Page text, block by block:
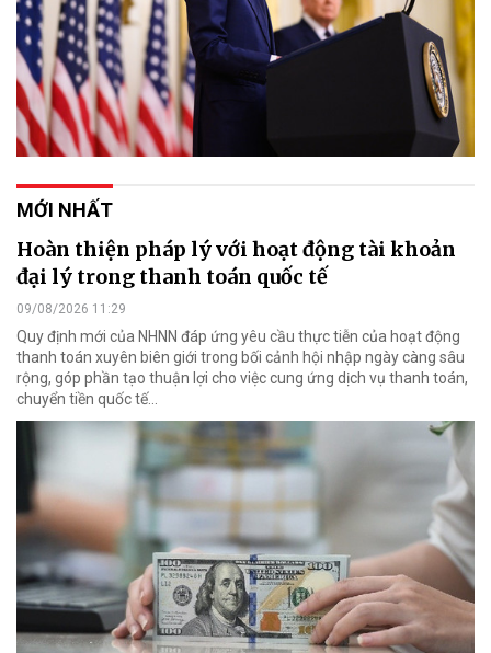
MỚI NHẤT
Hoàn thiện pháp lý với hoạt động tài khoản
đại lý trong thanh toán quốc tế
09/08/2026 11:29
Quy định mới của NHNN đáp ứng yêu cầu thực tiễn của hoạt động
thanh toán xuyên biên giới trong bối cảnh hội nhập ngày càng sâu
rộng, góp phần tạo thuận lợi cho việc cung ứng dịch vụ thanh toán,
chuyển tiền quốc tế...